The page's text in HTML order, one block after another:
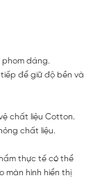
phom dáng.
để giữ độ bền và
chất liệu Cotton.
chất liệu.
thực tế có thể
màn hình hiển thị